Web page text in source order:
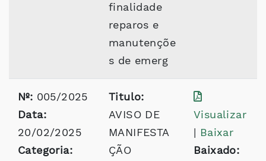
finalidade
reparos e
manutençõe
s de emerg
Nº: 005/2025
Data:
20/02/2025
Categoria:
Titulo:
AVISO DE
MANIFESTA
ÇÃO
Visualizar
| Baixar
Baixado: